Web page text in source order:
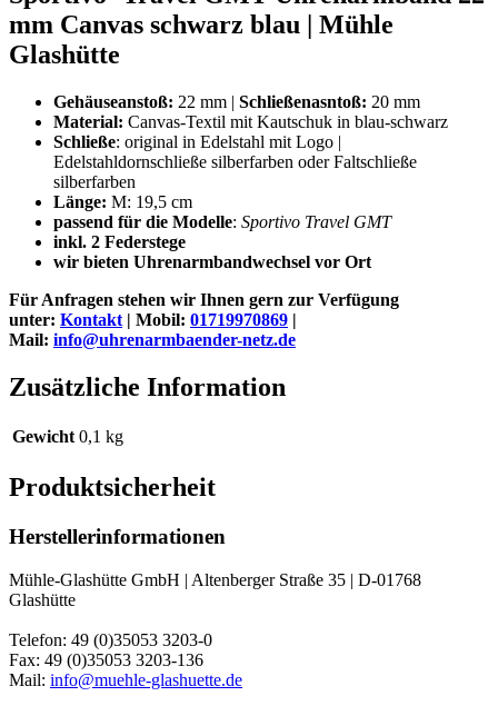
mm Canvas schwarz blau | Mühle
Glashütte
Gehäuseanstoß: 22 mm | Schließenasntoß: 20 mm
Material: Canvas-Textil mit Kautschuk in blau-schwarz
Schließe: original in Edelstahl mit Logo |
Edelstahldornschließe silberfarben oder Faltschließe
silberfarben
Länge: M: 19,5 cm
passend für die Modelle: Sportivo Travel GMT
inkl. 2 Federstege
wir bieten Uhrenarmbandwechsel vor Ort
Für Anfragen stehen wir Ihnen gern zur Verfügung
unter: Kontakt | Mobil: 01719970869 |
Mail: info@uhrenarmbaender-netz.de
Zusätzliche Information
Gewicht 0,1 kg
Produktsicherheit
Herstellerinformationen
Mühle-Glashütte GmbH | Altenberger Straße 35 | D-01768
Glashütte
Telefon: 49 (0)35053 3203-0
Fax: 49 (0)35053 3203-136
Mail: info@muehle-glashuette.de